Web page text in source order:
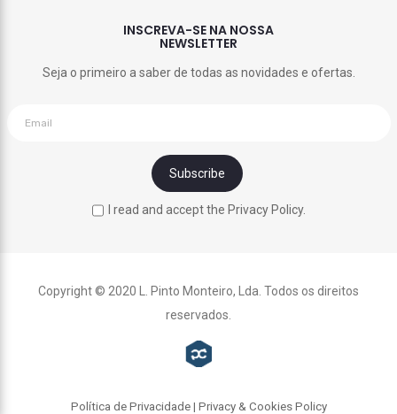
INSCREVA-SE NA NOSSA
NEWSLETTER
Seja o primeiro a saber de todas as novidades e ofertas.
I read and accept the Privacy Policy.
Copyright © 2020 L. Pinto Monteiro, Lda. Todos os direitos
reservados.
Política de Privacidade | Privacy & Cookies Policy